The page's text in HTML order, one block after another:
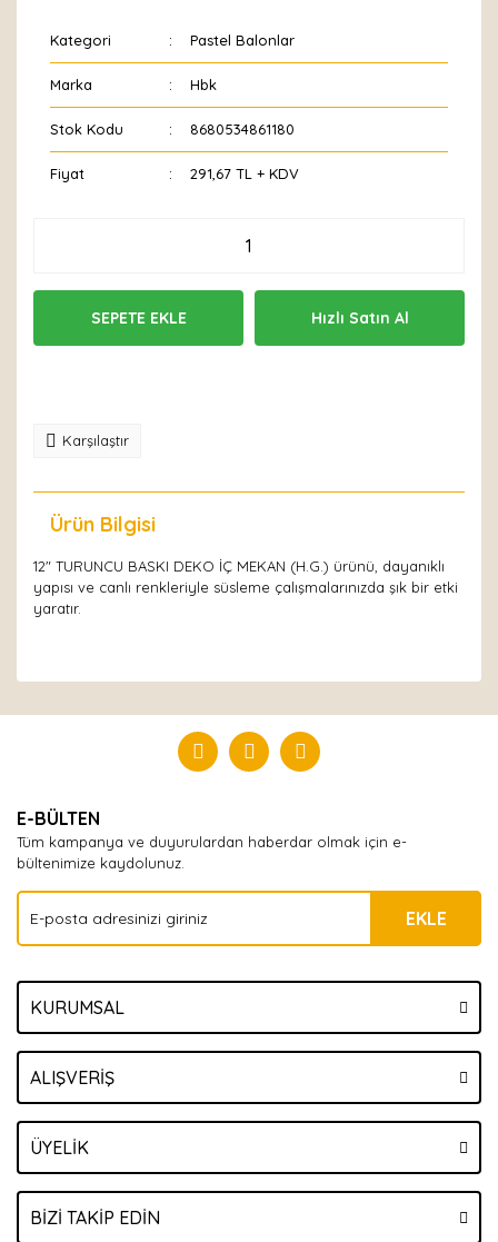
Kategori Pastel Balonlar
Marka Hbk
Stok Kodu 8680534861180
Fiyat 291,67 TL + KDV
SEPETE EKLE Hızlı Satın Al
Karşılaştır
Ürün Bilgisi
12" TURUNCU BASKI DEKO İÇ MEKAN (H.G.) ürünü, dayanıklı
yapısı ve canlı renkleriyle süsleme çalışmalarınızda şık bir etki
yaratır.
Yorum Yaz
E-BÜLTEN
Tüm kampanya ve duyurulardan haberdar olmak için e-
bültenimize kaydolunuz.
EKLE
KURUMSAL
ALIŞVERİŞ
ÜYELİK
BİZİ TAKİP EDİN